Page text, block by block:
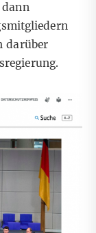
darüber